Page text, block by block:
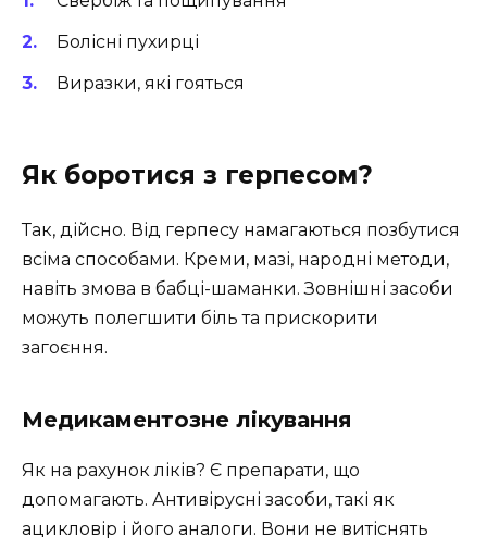
Болісні пухирці
Виразки, які гояться
Як боротися з герпесом?
Так, дійсно. Від герпесу намагаються позбутися
всіма способами. Креми, мазі, народні методи,
навіть змова в бабці-шаманки. Зовнішні засоби
можуть полегшити біль та прискорити
загоєння.
Медикаментозне лікування
Як на рахунок ліків? Є препарати, що
допомагають. Антивірусні засоби, такі як
ацикловір і його аналоги. Вони не витіснять